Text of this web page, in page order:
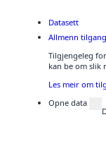
Datasett
Allmenn tilgang
Tilgjengeleg
kan be om slik
Les meir om
Opne data